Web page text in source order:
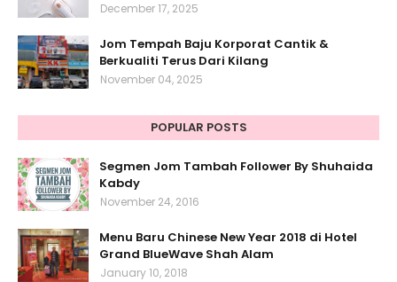
December 17, 2025
Jom Tempah Baju Korporat Cantik &
Berkualiti Terus Dari Kilang
November 04, 2025
POPULAR POSTS
Segmen Jom Tambah Follower By Shuhaida
Kabdy
November 24, 2016
Menu Baru Chinese New Year 2018 di Hotel
Grand BlueWave Shah Alam
January 10, 2018